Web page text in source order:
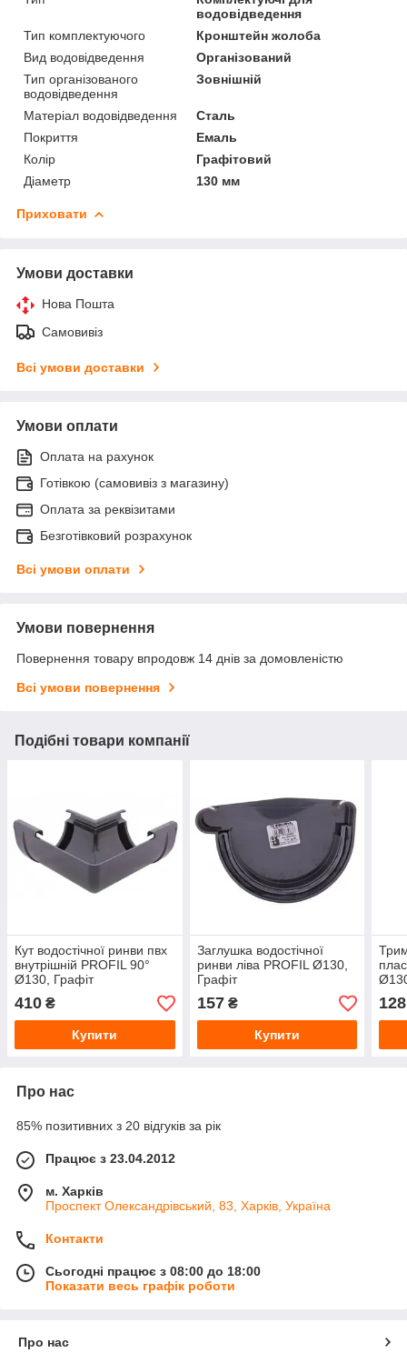
водовідведення
Тип комплектуючого
Кронштейн жолоба
Вид водовідведення
Організований
Тип організованого
водовідведення
Зовнішній
Матеріал водовідведення
Сталь
Покриття
Емаль
Колір
Графітовий
Діаметр
130 мм
Приховати
Умови доставки
Нова Пошта
Самовивіз
Всі умови доставки
Умови оплати
Оплата на рахунок
Готівкою (самовивіз з магазину)
Оплата за реквізитами
Безготівковий розрахунок
Всі умови оплати
Умови повернення
Повернення товару впродовж 14 днів за домовленістю
Всі умови повернення
Подібні товари компанії
Кут водостічної ринви пвх
внутрішній PROFIL 90°
Ø130, Графіт
410 ₴
Купити
Заглушка водостічної
ринви ліва PROFIL Ø130,
Графіт
157₴
Купити
128
Про нас
85% позитивних з 20 відгуків за рік
Працює з 23.04.2012
м. Харків
Проспект Олександрівський, 83, Харків, Україна
Контакти
Сьогодні працює з 08:00 до 18:00
Показати весь графік роботи
Про нас